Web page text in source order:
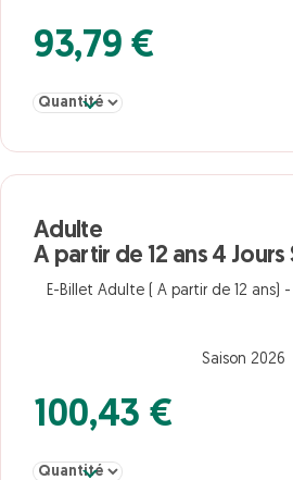
93,79 €
Sélectionner la quantité pour Adulte
Adulte
A partir de 12 ans 4 Jours
E-Billet Adulte ( A partir de 12 ans)
Saison 2026
100,43 €
Sélectionner la quantité pour Adulte